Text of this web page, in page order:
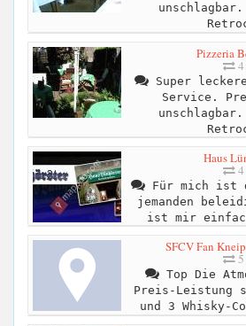
Pizzeria
Super
Service.
Haus
Für mich ist
jemanden
ist mir
SFCV Fan
Top Die
Preis-Leistung
und 3 Whisky-